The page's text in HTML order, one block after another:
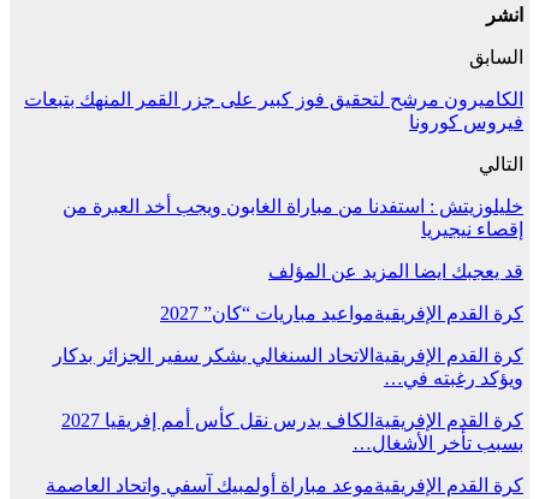
انشر
السابق
الكاميرون مرشح لتحقيق فوز كبير على جزر القمر المنهك بتبعات
فيروس كورونا
التالي
خليلوزيتش : استفدنا من مباراة الغابون ويجب أخد العبرة من
إقصاء نيجيريا
قد يعجبك ايضا المزيد عن المؤلف
كرة القدم الإفريقيةمواعيد مباريات “كان” 2027
كرة القدم الإفريقية الاتحاد السنغالي يشكر سفير الجزائر بدكار
ويؤكد رغبته في…
كرة القدم الإفريقية
الكاف يدرس نقل كأس أمم إفريقيا 2027
بسبب تأخر الأشغال…
كرة القدم الإفريقيةموعد مباراة أولمبيك آسفي واتحاد العاصمة